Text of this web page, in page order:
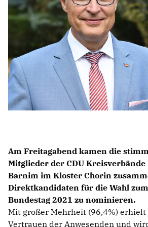
IM LANDTAG
IN DER
IM BUNDESTAG
IM EUROPÄISCHEN
NEWSLETTER
75 JAHRE CDU
PRESSE
SPENDEN
Mitglied werden
Am Freitagabend kamen die
Mitglieder der CDU
Barnim im Kloster Chorin
Direktkandidaten für die Wahl
Bundestag 2021 zu nominieren.
Mit großer Mehrheit (96,4%) erhielt
Vertrauen der Anwesenden und